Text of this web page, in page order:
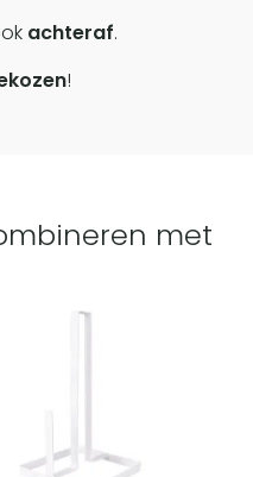
achteraf.
!
met